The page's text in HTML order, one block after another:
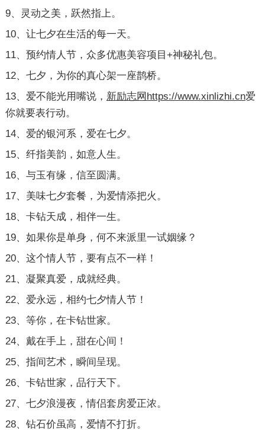
9、灵动之美，跃然指上。
10、让七夕在生活的每一天。
11、预约情人节，众多优惠美容项目+神秘礼包。
12、七夕，为你的真心架一座鹊桥。
13、爱不能光用嘴说， 新励志网https://www.xinlizhi.cn爱
你就要表行动。
14、爱的银河系，爱在七夕。
15、纤指美韵，如意人生。
16、与玉有缘，信至圆满。
17、美味七夕套餐，为爱情添把火。
18、卡钻天成，相伴一生。
19、如果你是单身，何不来派里一试姻缘？
20、这个情人节，要有点不一样！
21、凝聚真爱，成就经典。
22、爱永远，相约七夕情人节！
23、等你，在卡钻世家。
24、戴在手上，甜在心间！
25、指间艺术，瞬间呈现。
26、卡钻世家，品行天下。
27、七夕浪漫夜，情侣套房爱正浓。
28、钻石价虽高，爱情不打折。